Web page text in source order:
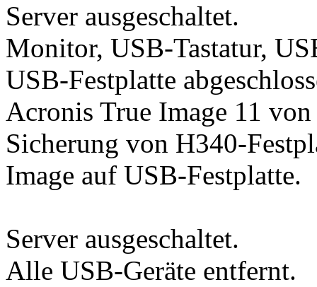
Server ausgeschaltet.
Monitor, USB-Tastatur,
USB-Festplatte
Acronis True Image 11
Sicherung von H340-
Image auf USB-Festplatte.
Server ausgeschaltet.
Alle USB-Geräte entfernt.